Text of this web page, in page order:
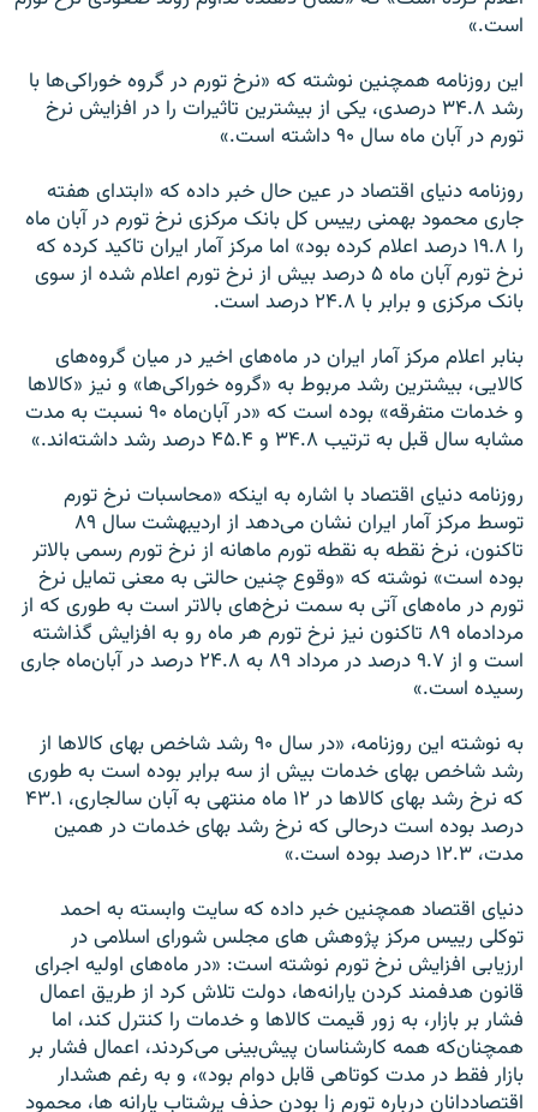
است.»
اين روزنامه همچنين نوشته که «نرخ تورم در گروه خوراکی‌‌ها با
رشد ۳۴.۸ درصدی، يکی از بيشترين تاثيرات را در افزايش نرخ
تورم در آبان ماه سال ۹۰ داشته است.»
روزنامه دنيای اقتصاد در عين حال خبر داده که «ابتدای هفته
جاری محمود بهمنی ریيس کل بانک مرکزی نرخ تورم در آبان ماه
را ۱۹.۸ درصد اعلام کرده بود» اما مرکز آمار ايران تاکيد کرده که
نرخ تورم آبان ماه ۵ درصد بيش از نرخ تورم اعلام شده از سوی
بانک مرکزی و برابر با ۲۴.۸ درصد است.
بنابر اعلام مرکز آمار ايران در ماه‌های اخير در ميان گروه‌های
کالايی، بيشترين رشد مربوط به «گروه خوراکی‌ها» و نيز «کالاها
و خدمات متفرقه» بوده است که «در آبان‌ماه ۹۰ نسبت به مدت
مشابه سال قبل به ترتيب ۳۴.۸ و ۴۵.۴ درصد رشد داشته‌اند.»
روزنامه دنيای اقتصاد با اشاره به اينکه «محاسبات نرخ تورم
توسط مرکز آمار ايران نشان می‌دهد از ارديبهشت سال ۸۹
تاکنون، نرخ نقطه به نقطه تورم ماهانه از نرخ تورم رسمی بالاتر
بوده است» نوشته که «وقوع چنين حالتی به معنی تمايل نرخ
تورم در ماه‌های آتی به سمت نرخ‌های بالاتر است به طوری که از
مردادماه ۸۹ تاکنون نيز نرخ تورم هر ماه رو به افزايش گذاشته
است و از ۹.۷ درصد در مرداد ۸۹ به ۲۴.۸ درصد در آبان‌ماه جاری
رسيده است.»
به نوشته این روزنامه، «در سال ۹۰ رشد شاخص بهای کالا‌ها از
رشد شاخص بهای خدمات بيش از سه برابر بوده است به طوری
که نرخ رشد بهای کالاها در ۱۲ ماه منتهی به آبان سالجاری، ۴۳.۱
درصد بوده است درحالی که نرخ رشد بهای خدمات در همين
مدت، ۱۲.۳ درصد بوده است.»
دنیای اقتصاد همچنين خبر داده که سايت وابسته به احمد
توکلی ریيس مرکز پژوهش های مجلس شورای اسلامی در
ارزيابی افزايش نرخ تورم نوشته است: «در ماه‌های اوليه اجرای
قانون هدفمند کردن يارانه‌ها، دولت تلاش کرد از طريق اعمال
فشار بر بازار، به زور قيمت کالاها و خدمات را کنترل کند، اما
همچنان‌که همه کارشناسان پيش‌بينی می‌کردند، اعمال فشار بر
بازار فقط در مدت کوتاهی قابل دوام بود»، و به رغم هشدار
اقتصاددانان درباره تورم زا بودن حذف پرشتاب يارانه ها، محمود